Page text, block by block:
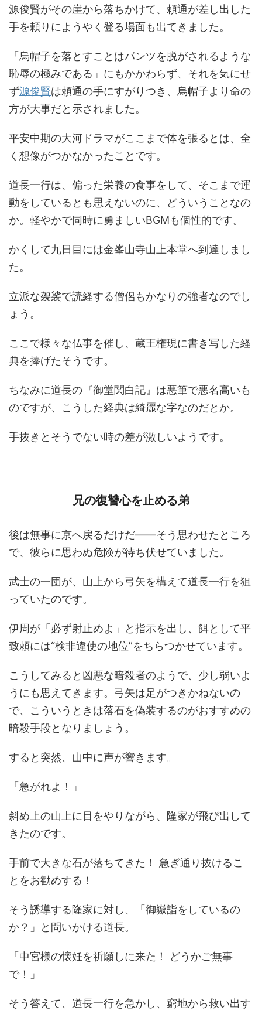
源俊賢がその崖から落ちかけて、頼通が差し出した
手を頼りにようやく登る場面も出てきました。
「烏帽子を落とすことはパンツを脱がされるような
恥辱の極みである」にもかかわらず、それを気にせ
ず源俊賢は頼通の手にすがりつき、烏帽子より命の
方が大事だと示されました。
平安中期の大河ドラマがここまで体を張るとは、全
く想像がつかなかったことです。
道長一行は、偏った栄養の食事をして、そこまで運
動をしているとも思えないのに、どういうことなの
か。軽やかで同時に勇ましいBGMも個性的です。
かくして九日目には金峯山寺山上本堂へ到達しまし
た。
立派な袈裟で読経する僧侶もかなりの強者なのでし
ょう。
ここで様々な仏事を催し、蔵王権現に書き写した経
典を捧げたそうです。
ちなみに道長の『御堂関白記』は悪筆で悪名高いも
のですが、こうした経典は綺麗な字なのだとか。
手抜きとそうでない時の差が激しいようです。
兄の復讐心を止める弟
後は無事に京へ戻るだけだ――そう思わせたところ
で、彼らに思わぬ危険が待ち伏せていました。
武士の一団が、山上から弓矢を構えて道長一行を狙
っていたのです。
伊周が「必ず射止めよ」と指示を出し、餌として平
致頼には“検非違使の地位”をちらつかせています。
こうしてみると凶悪な暗殺者のようで、少し弱いよ
うにも思えてきます。弓矢は足がつきかねないの
で、こういうときは落石を偽装するのがおすすめの
暗殺手段となりましょう。
すると突然、山中に声が響きます。
「急がれよ！」
斜め上の山上に目をやりながら、隆家が飛び出して
きたのです。
手前で大きな石が落ちてきた！ 急ぎ通り抜けるこ
とをお勧めする！
そう誘導する隆家に対し、「御嶽詣をしているの
か？」と問いかける道長。
「中宮様の懐妊を祈願しに来た！ どうかご無事
で！」
そう答えて、道長一行を急かし、窮地から救い出す